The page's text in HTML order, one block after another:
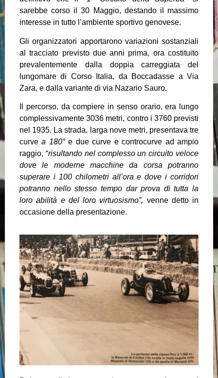
sarebbe corso il 30 Maggio, destando il massimo
interesse in tutto l’ambiente sportivo genovese.
Gli organizzatori apportarono variazioni sostanziali
al tracciato previsto due anni prima, ora costituito
prevalentemente dalla doppia carreggiata del
lungomare di Corso Italia, da Boccadasse a Via
Zara, e dalla variante di via Nazario Sauro.
Il percorso, da compiere in senso orario, era lungo
complessivamente 3036 metri, contro i 3760 previsti
nel 1935. La strada, larga nove metri, presentava tre
curvea 180°e due curve e controcurve ad ampio
raggio, “risultando nel complesso un circuito veloce
dove le moderne macchine da corsa potranno
superare i 100 chilometri all’ora e dove i corridori
potranno nello stesso tempo dar prova di tutta la
loro abilità e del loro virtuosismo”, venne detto in
occasione della presentazione.